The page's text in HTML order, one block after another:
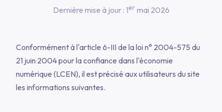
Dernière mise à jour : 1er mai 2026
Conformément à l'article 6-III de la loi n° 2004-575 du
21 juin 2004 pour la confiance dans l'économie
numérique (LCEN), il est précisé aux utilisateurs du site
les informations suivantes.